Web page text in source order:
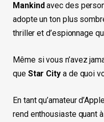
Mankind avec des
adopte un ton plus
thriller et d’espionnage
Même si vous n’avez
que Star Citya de quoi
En tant qu’amateur
rend enthousiaste quant